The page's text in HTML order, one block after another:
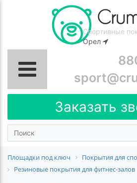
Спортивные
Орел
Заказать
Площадки под ключ
Покрытия для
Резиновые покрытия для фитнес-залов